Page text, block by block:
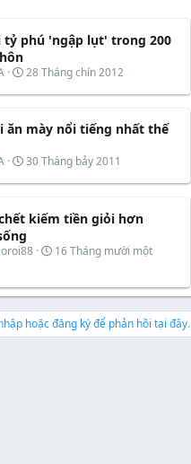
tỷ phú 'ngập lụt' trong 200
N
à
b
t
ầ
28 Tháng chín 2012
ăn mày nổi tiếng nhất thế
N
à
b
ắ
t
u
30 Tháng bảy 2011
kiếm tiền giỏi hơn
N
y
ắ
t
16 Tháng mười một
hoặc đăng ký để phản hồi tại đây.